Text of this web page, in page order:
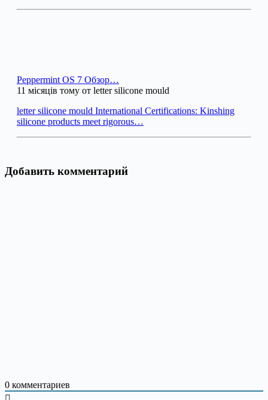
Peppermint OS 7 Обзор…
11 місяців тому от letter silicone mould
letter silicone mould International Certifications: Kinshing
silicone products meet rigorous…
Добавить комментарий
0 комментариев